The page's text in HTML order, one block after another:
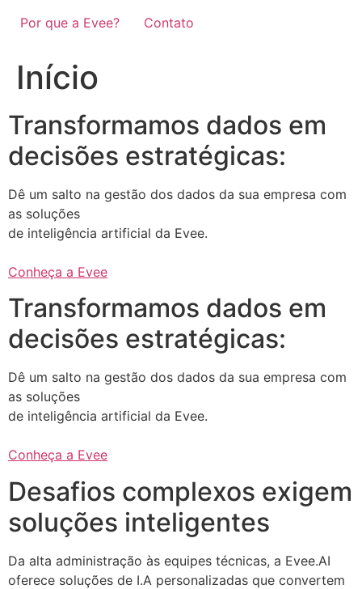
Por que a Evee?
Contato
Início
Transformamos dados em
decisões estratégicas:
Dê um salto na gestão dos dados da sua empresa com
as soluções
de inteligência artificial da Evee.
Conheça a Evee
Transformamos dados em
decisões estratégicas:
Dê um salto na gestão dos dados da sua empresa com
as soluções
de inteligência artificial da Evee.
Conheça a Evee
Desafios complexos exigem
soluções inteligentes
Da alta administração às equipes técnicas, a Evee.AI
oferece soluções de I.A personalizadas que convertem